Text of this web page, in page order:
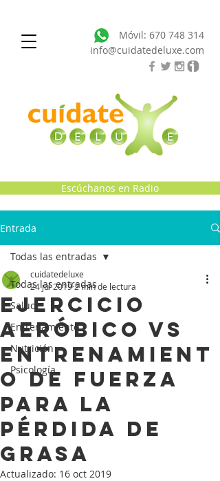
Móvil: 670 748 314
info@cuidatedeluxe.com
Escúchanos en Radio
Entrada
Todas las entradas
Salud
Entrenamiento
Nutrición
Psicología
Todas las entradas
EJERCICIO
AERÓBICO VS
ENTRENAMIENT
O DE FUERZA
PARA LA
PÉRDIDA DE
GRASA
cuidatedeluxe
24 jul 20192 min de lectura
Actualizado: 16 oct 2019